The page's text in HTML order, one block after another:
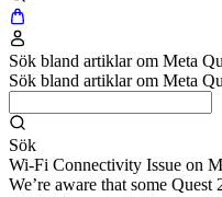
Sök bland artiklar om Meta
Sök bland artiklar om Meta
Sök
Wi-Fi Connectivity Issue on
We’re aware that some